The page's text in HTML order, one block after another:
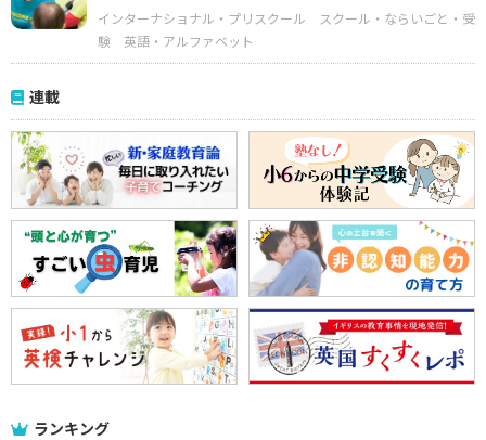
インターナショナル・プリスクール
スクール・ならいごと・受
験
英語・アルファベット
連載
ランキング